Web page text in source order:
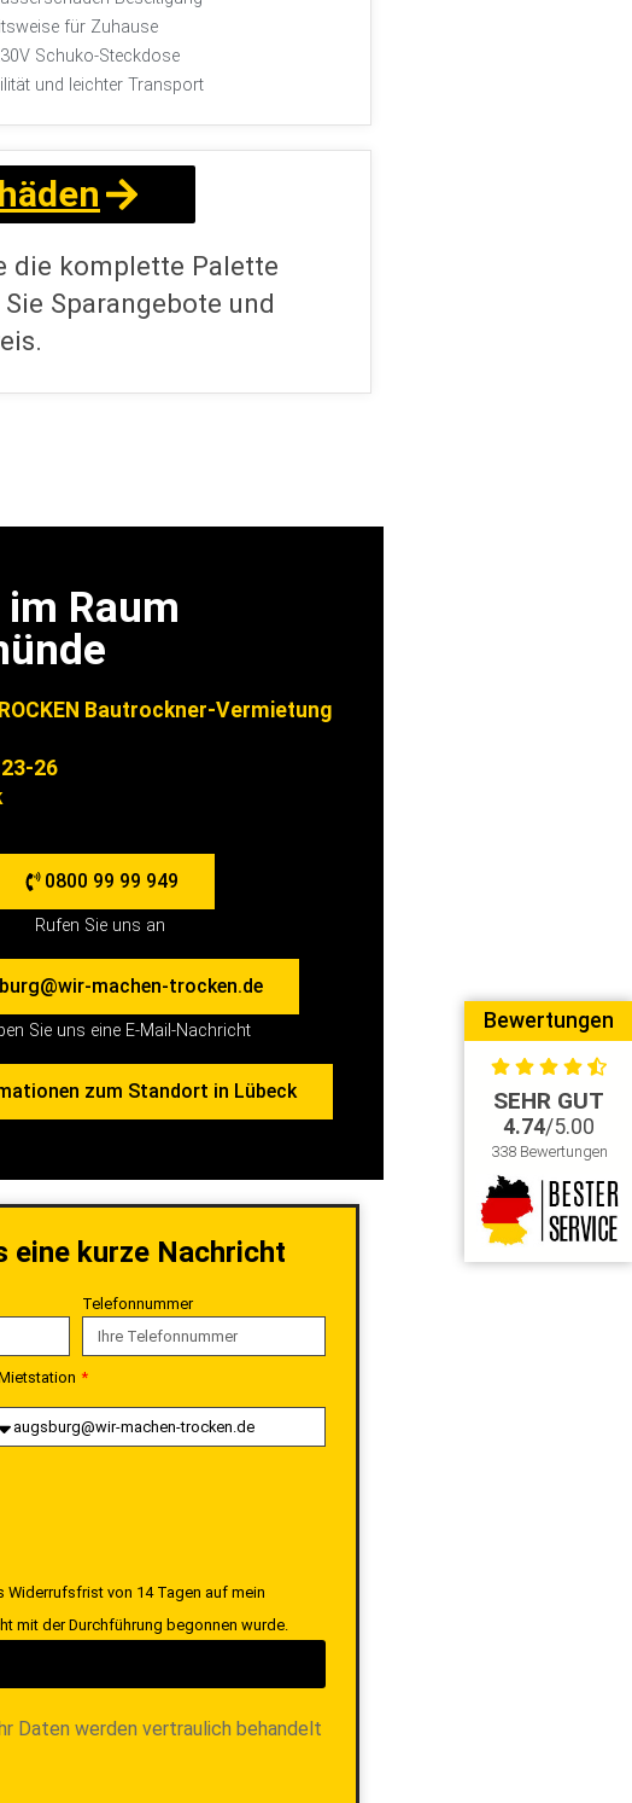
für Zuhause
Schuko-Steckdose
und leichter Transport
die komplette Palette
Sparangebote und
im Raum
Bautrockner-Vermietung
26
0800 99 99 949
Rufen Sie uns an
machen-trocken.de
Sie uns eine E-Mail-Nachricht
zum Standort in Lübeck
eine kurze Nachricht
Telefonnummer
von 14 Tagen auf mein
mit der Durchführung begonnen wurde.
Daten werden vertraulich behandelt
Bewertungen
SEHR GUT
4.74/5.00
338 Bewertungen